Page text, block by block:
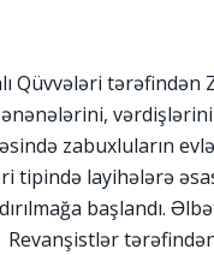
Qüvvələri
zabuxluların
tipində layihələrə
başlandı.